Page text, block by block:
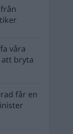
våra
bryta
får en